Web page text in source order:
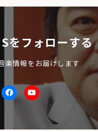
をフォローする
楽情報をお届けします
facebookYoutube